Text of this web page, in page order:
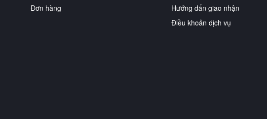
Đơn hàng
Hướng dẩn giao nhận
Điều khoản dịch vụ